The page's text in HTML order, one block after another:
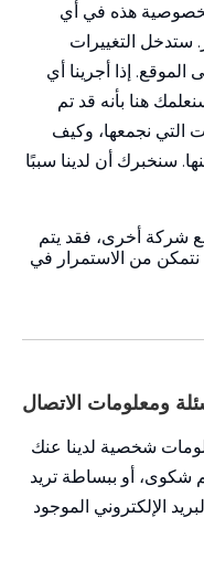
هذه في أي
ستدخل التغييرات
إذا أجرينا أي
هنا بأنه قد تم
التي نجمعها، وكيف
سنخبرك أن لدينا سببًا
شركة أخرى، فقد يتم
نتمكن من الاستمرار في
ومعلومات الاتصال
شخصية لدينا عنك
شكوى، أو ببساطة تريد
الإلكتروني الموجود